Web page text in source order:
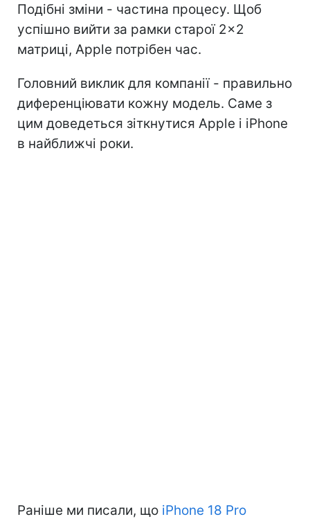
Подібні зміни - частина процесу. Щоб
успішно вийти за рамки старої 2×2
матриці, Apple потрібен час.
Головний виклик для компанії - правильно
диференціювати кожну модель. Саме з
цим доведеться зіткнутися Apple і iPhone
в найближчі роки.
Раніше ми писали, що iPhone 18 Pro